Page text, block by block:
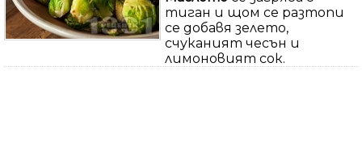
тиган и щом се разтопи
се добавя зелето,
счуканият чесън и
лимоновият сок.